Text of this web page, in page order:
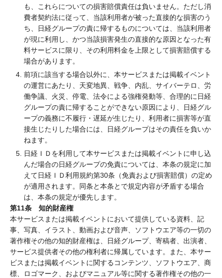
も、これらについての損害賠償責任は負いません。ただし消
費者契約法に従って、当該利用者が被った直接的な損害のう
ち、日経グループの責に帰するものについては、当該利用者
が現に利用し、かつ当該損害発生の直接的な原因となった有
料サービスに限り、その利用料金を上限として損害賠償する
場合があります。
前項に該当する場合以外に、本サービスまたは掲載イベント
の運営にあたり、天変地異、戦争、内乱、サイバーテロ、労
働争議、火災、停電、法令による強権発動等、合理的に日経
グループの責に帰することができない原因により、日経グル
ープの義務に不履行・遅延が生じたり、利用者に損害等が直
接生じたりした場合には、日経グループはその責任を負いか
ねます。
日経ＩＤを利用して本サービスまたは掲載イベントに申し込
んだ場合の日経グループの免責については、本条の規定に加
えて日経ＩＤ利用規約第30条（免責および損害賠償）の定め
が適用されます。同条と本条とで規定内容が矛盾する場合
は、本条の規定が優先します。
第11条 知的財産権
本サービスまたは掲載イベントにおいて提供している資料、記
事、写真、イラスト、動画および音声、ソフトウエア等の一切の
著作権その他の知的財産権は、日経グループ、寄稿者、出演者、
サービス提供者その他の権利者に帰属しています。また、本サー
ビスまたは掲載イベントに関するコンテンツ、ソフトウエア、商
標、ロゴマーク、およびマニュアル等に関する著作権その他の一